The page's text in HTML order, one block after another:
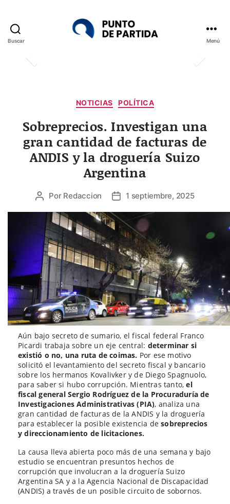
Buscar Menú
Categorías
NOTICIAS POLÍTICA
Sobreprecios. Investigan una
gran cantidad de facturas de
ANDIS y la droguería Suizo
Argentina
Autor
entrada
Por Redaccion
Fecha
la
entrada
1 septiembre, 2025
Aún bajo secreto de sumario, el fiscal federal Franco
Picardi trabaja sobre un eje central: determinar si
existió o no, una ruta de coimas. Por ese motivo
solicitó el levantamiento del secreto fiscal y bancario
sobre los hermanos Kovalivker y de Diego Spagnuolo,
para saber si hubo corrupción. Mientras tanto,el
fiscal general Sergio Rodríguez de la Procuraduría de
Investigaciones Administrativas (PIA), analiza una
gran cantidad de facturas de la ANDIS y la droguería
para establecer la posible existencia desobreprecios
y direccionamiento de licitaciones.
La causa lleva abierta poco más de una semana y bajo
estudio se encuentran presuntos hechos de
corrupción que involucran a la droguería Suizo
Argentina SA y a la Agencia Nacional de Discapacidad
(ANDIS) a través de un posible circuito de sobornos.